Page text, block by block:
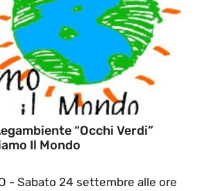
“Occhi Verdi”
Il Mondo
- Sabato 24 settembre alle ore